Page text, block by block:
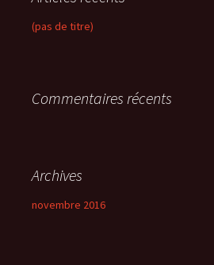
r
c
h
:
(pas de titre)
Commentaires récents
Archives
novembre 2016